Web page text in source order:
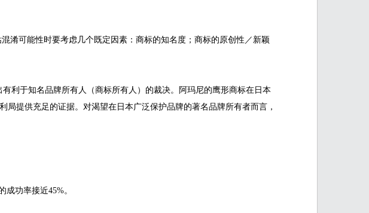
淆可能性时要考虑几个既定因素：商标的知名度；商标的原创性／新颖
利于知名品牌所有人（商标所有人）的裁决。阿玛尼的鹰形商标在日本
提供充足的证据。对渴望在日本广泛保护品牌的著名品牌所有者而言，
功率接近45%。